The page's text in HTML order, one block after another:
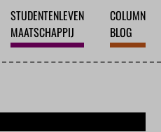
STUDENTENLEVEN
MAATSCHAPPIJ
COLUMN
BLOG